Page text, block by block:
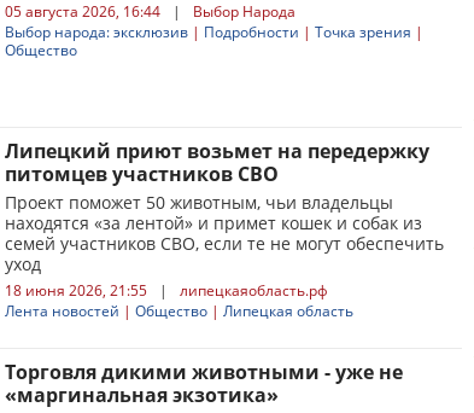
05 августа 2026, 16:44 |
Выбор Народа
Выбор народа: эксклюзив | Подробности | Точка зрения |
Общество
Липецкий приют возьмет на передержку
питомцев участников СВО
Проект поможет 50 животным, чьи владельцы
находятся «за лентой» и примет кошек и собак из
семей участников СВО, если те не могут обеспечить
уход
18 июня 2026, 21:55 |
липецкаяобласть.рф
Лента новостей | Общество | Липецкая область
Торговля дикими животными - уже не
«маргинальная экзотика»